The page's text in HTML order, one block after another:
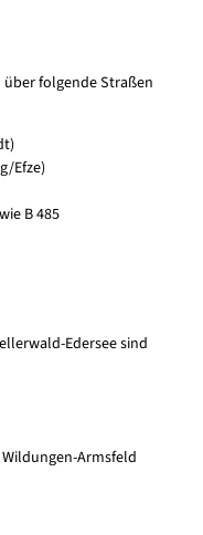
folgende Straßen
Efze)
B 485
Edersee sind
Wildungen-Armsfeld